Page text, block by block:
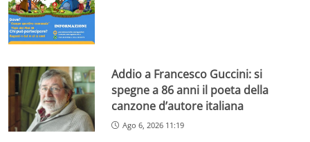
Addio a Francesco Guccini: si
spegne a 86 anni il poeta della
canzone d’autore italiana
Ago 6, 2026 11:19